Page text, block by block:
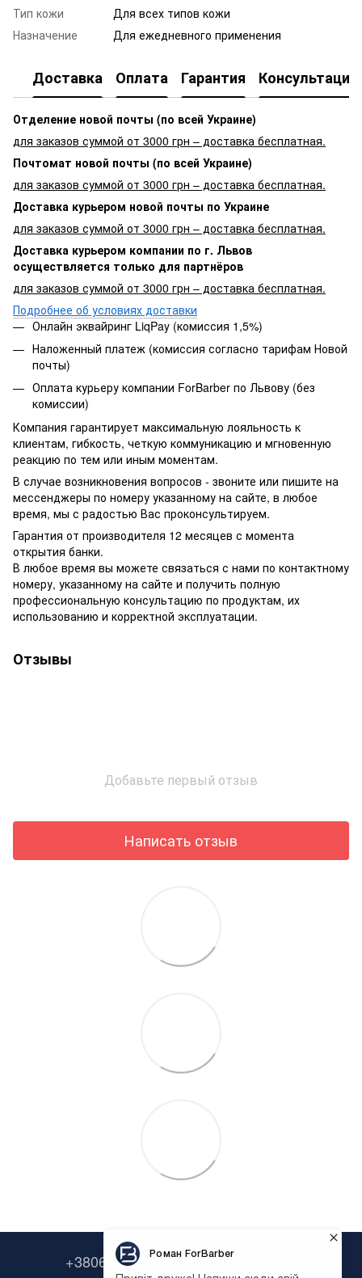
Тип кожи
Для всех типов кожи
Назначение
Для ежедневного применения
Доставка Оплата Гарантия Консультация
Отделение новой почты (по всей Украине)
для заказов суммой от 3000 грн – доставка бесплатная.
Почтомат новой почты (по всей Украине)
для заказов суммой от 3000 грн – доставка бесплатная.
Доставка курьером новой почты по Украине
для заказов суммой от 3000 грн – доставка бесплатная.
Доставка курьером компании по г. Львов
осуществляется только для партнёров
для заказов суммой от 3000 грн – доставка бесплатная.
Подробнее об условиях доставки
Онлайн эквайринг LiqPay (комиссия 1,5%)
Наложенный платеж (комиссия согласно тарифам Новой
почты)
Оплата курьеру компании ForBarber по Львову (без
комиссии)
Компания гарантирует максимальную лояльность к
клиентам, гибкость, четкую коммуникацию и мгновенную
реакцию по тем или иным моментам.
В случае возникновения вопросов - звоните или пишите на
мессенджеры по номеру указанному на сайте, в любое
время, мы с радостью Вас проконсультируем.
Гарантия от производителя 12 месяцев с момента
открытия банки.
В любое время вы можете связаться с нами по контактному
номеру, указанному на сайте и получить полную
профессиональную консультацию по продуктам, их
использованию и корректной эксплуатации.
Отзывы
Добавьте первый отзыв
Написать отзыв
+380638322646 +380673954135